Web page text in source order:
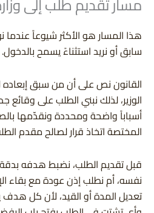
هذا المسار هو الأكثر شيوعاً عندما
سابق أو نريد استثناءً يسمح بالدخول.
القانون نص على أن من سبق إبعاده
الوزير، لذلك نبني الطلب على
أسباباً واضحة ومحددة ونقدّمها
المختصة اتخاذ قرار لصالح مقدم
قبل تقديم الطلب، نضبط هدفه
نفسه، أم نطلب إذن عودة مع بقاء
تعديل المدة أو القيد، لأن كل هدف